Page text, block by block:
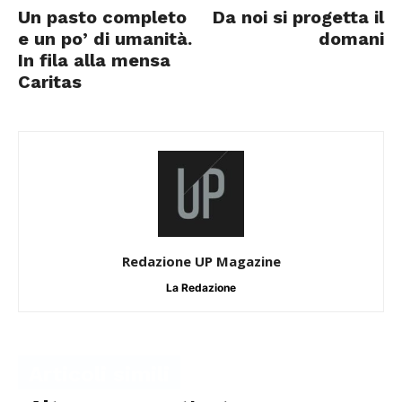
Un pasto completo
e un po’ di umanità.
In fila alla mensa
Caritas
Da noi si progetta il
domani
Redazione UP Magazine
La Redazione